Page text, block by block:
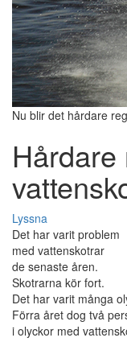
Nu blir det hårdare
Lyssna
Det har varit problem
med vattenskotrar
de senaste åren.
Skotrarna kör fort.
Det har varit många
Förra året dog två
i olyckor med